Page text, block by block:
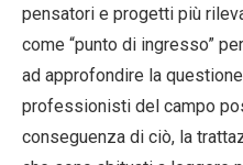
pensatori e progetti più
come “punto di ingresso”
ad approfondire la
professionisti del campo
conseguenza di ciò, la